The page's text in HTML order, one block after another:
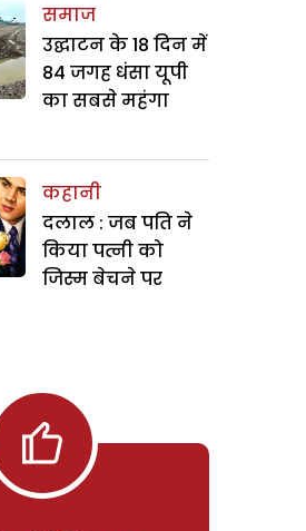
समाज
उद्घाटन के 18 दिन में
84 जगह धंसा यूपी
का सबसे महंगा
कहानी
दलाल : जब पति ने
किया पत्नी को
जिस्म बेचने पर